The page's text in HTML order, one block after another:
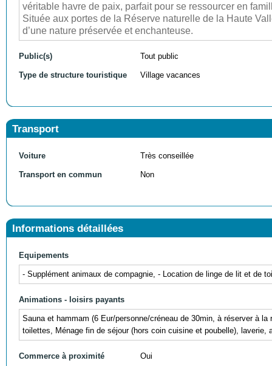
véritable havre de paix, parfait pour se ressourcer en
Située aux portes de la Réserve naturelle de la Haute
d’une nature préservée et enchanteuse.
Public(s) Tout public
Type de structure touristique Village vacances
Transport
Voiture Très conseillée
Transport en commun Non
Informations détaillées
Equipements
- Supplément animaux de compagnie, - Location de linge de lit et de
Animations - loisirs payants
Sauna et hammam (6 Eur/personne/créneau de 30min, à réserver à
toilettes, Ménage fin de séjour (hors coin cuisine et poubelle), laverie,
Commerce à proximité Oui